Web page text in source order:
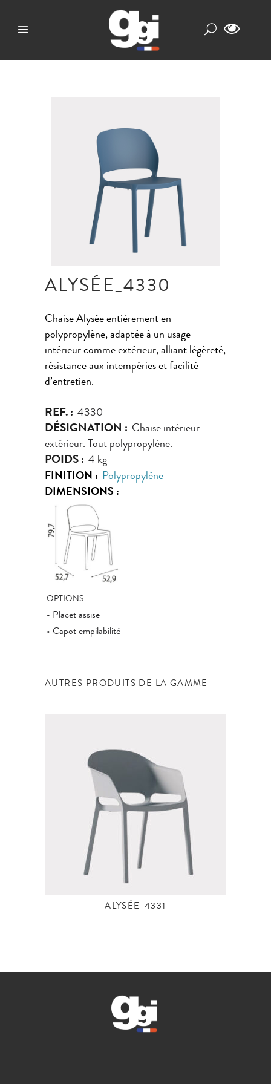
ALYSÉE_4330
Chaise Alysée entièrement en
polypropylène, adaptée à un usage
intérieur comme extérieur, alliant légèreté,
résistance aux intempéries et facilité
d’entretien.
REF. : 4330
DÉSIGNATION : Chaise intérieur
extérieur. Tout polypropylène.
POIDS : 4 kg
FINITION : Polypropylène
DIMENSIONS :
OPTIONS :
• Placet assise
• Capot empilabilité
AUTRES PRODUITS DE LA GAMME
ALYSÉE_4331